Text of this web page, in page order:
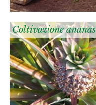
Coltivazione ananas